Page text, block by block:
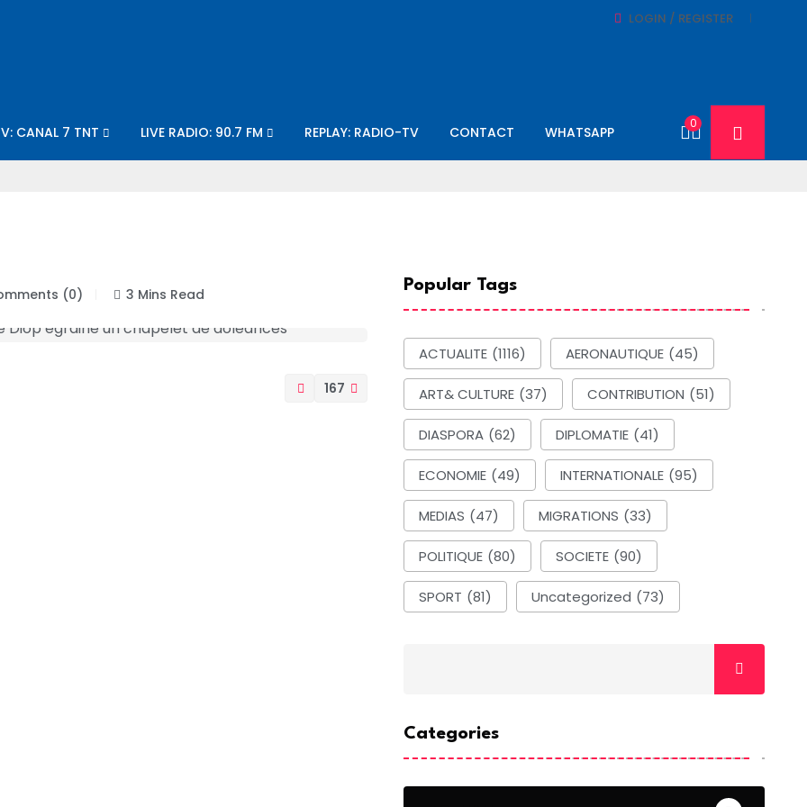
LOGIN / REGISTER
CANAL 7 TNT LIVE RADIO: 90.7 FM REPLAY: RADIO-TV CONTACT WHATSAPP 0
(0) 3 Mins Read
167
Popular Tags
ACTUALITE (1116) AERONAUTIQUE (45)
ART& CULTURE (37) CONTRIBUTION (51)
DIASPORA (62) DIPLOMATIE (41)
ECONOMIE (49) INTERNATIONALE (95)
MEDIAS (47) MIGRATIONS (33)
POLITIQUE (80) SOCIETE (90)
SPORT (81) Uncategorized (73)
Categories